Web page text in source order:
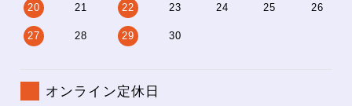
20 21 22 23 24 25 26
27 28 29 30
オンライン定休日